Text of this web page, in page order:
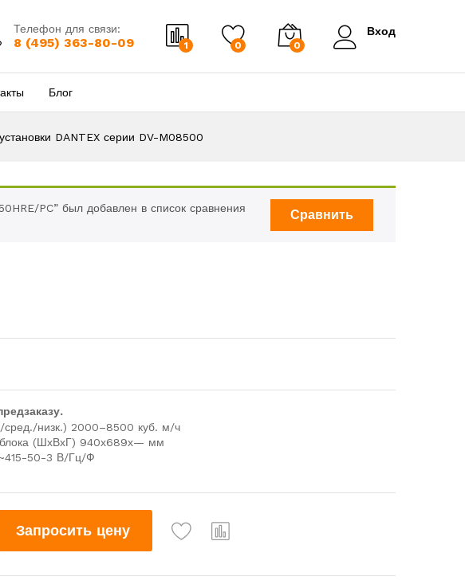
Телефон для связи:
8 (495) 363-80-09 1 0 0
Вход
Блог
DANTEX серии DV-M08500
Сравнить
PC” был добавлен в список сравнения
сред./низк.) 2000–8500 куб. м/ч
блока (ШхВхГ) 940х689х— мм
50-3 В/Гц/Ф
Запросить цену